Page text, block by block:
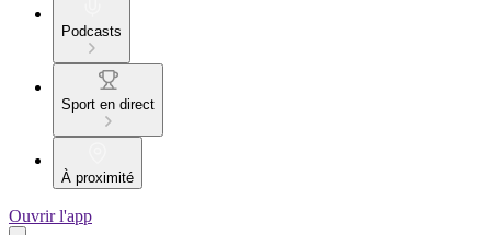
Podcasts
Sport en direct
À proximité
Ouvrir l'app